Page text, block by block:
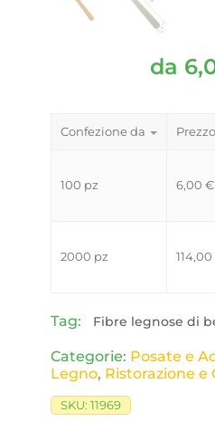
da
Confezione da Prezzo
100 pz 6,00 €
2000 pz 114,00
Tag: Fibre legnose di
Categorie: Posate e
Legno, Ristorazione e
SKU: 11969